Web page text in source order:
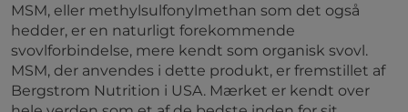
MSM, eller methylsulfonylmethan som det også
hedder, er en naturligt forekommende
svovlforbindelse, mere kendt som organisk svovl.
MSM, der anvendes i dette produkt, er fremstillet af
Bergstrom Nutrition i USA. Mærket er kendt over